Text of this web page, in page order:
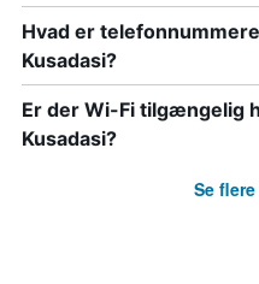
Hvad er
Kusadasi?
Er der Wi-Fi tilgængelig
Kusadasi?
Se